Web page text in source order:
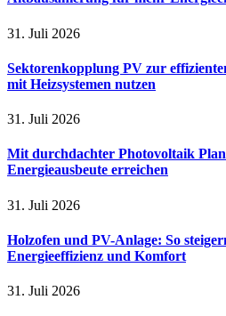
31. Juli 2026
Sektorenkopplung PV zur
mit Heizsystemen nutzen
31. Juli 2026
Mit durchdachter Photovoltaik
Energieausbeute erreichen
31. Juli 2026
Holzofen und PV-Anlage: So
Energieeffizienz und Komfort
31. Juli 2026